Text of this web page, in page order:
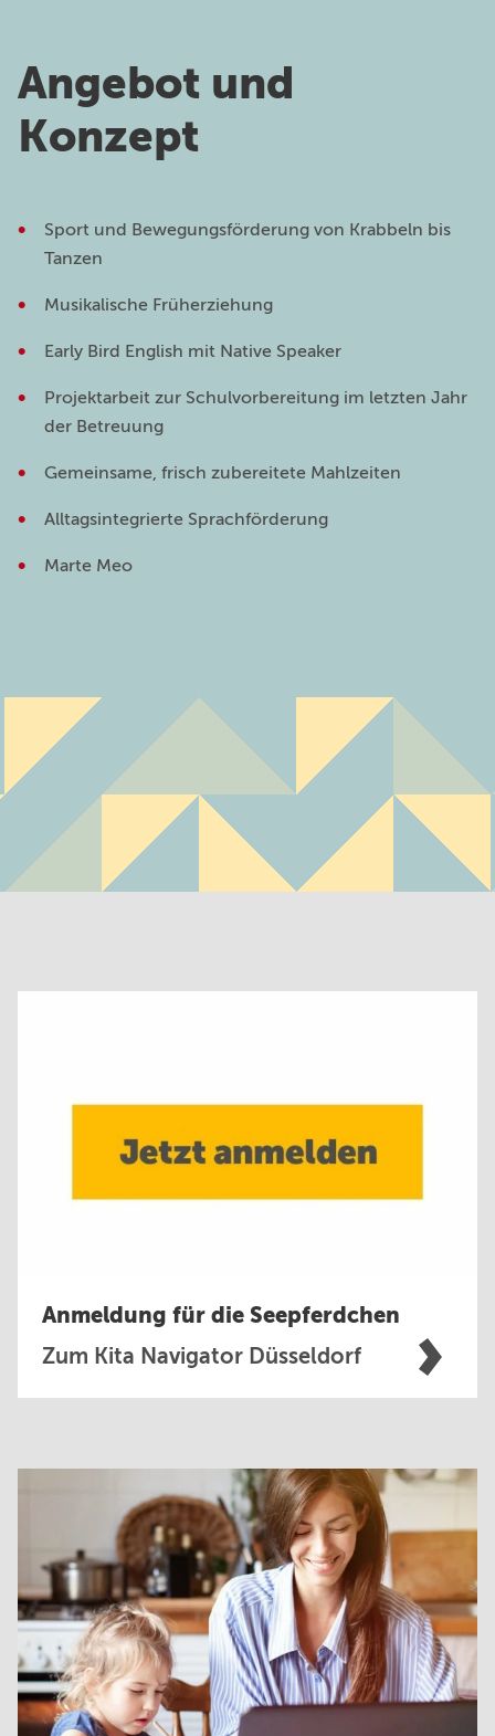
Angebot und
Konzept
Sport und Bewegungsförderung von Krabbeln bis
Tanzen
Musikalische Früherziehung
Early Bird English mit Native Speaker
Projektarbeit zur Schulvorbereitung im letzten Jahr
der Betreuung
Gemeinsame, frisch zubereitete Mahlzeiten
Alltagsintegrierte Sprachförderung
Marte Meo
Anmeldung für die Seepferdchen
Zum Kita Navigator Düsseldorf